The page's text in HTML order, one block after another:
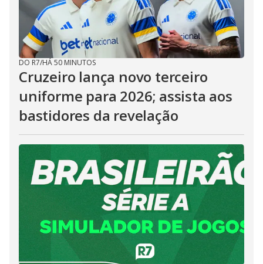
DO R7/HÁ 50 MINUTOS
Cruzeiro lança novo terceiro
uniforme para 2026; assista aos
bastidores da revelação